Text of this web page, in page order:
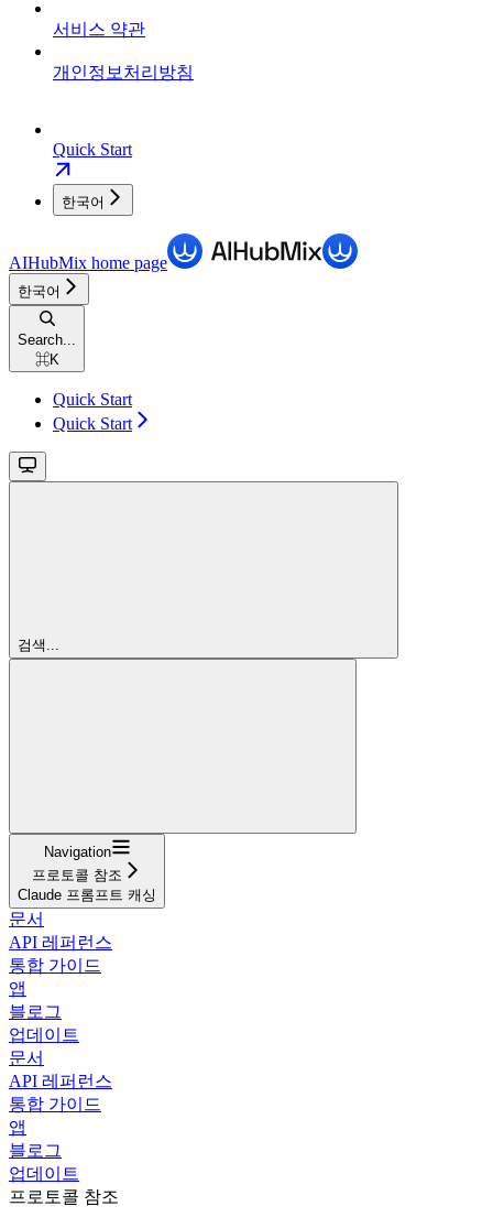
서비스 약관
개인정보처리방침
Quick Start
한국어
AIHubMix home page
한국어
Search...
⌘K
Quick Start
Quick Start
검색...
Navigation
프로토콜 참조
Claude 프롬프트 캐싱
문서
API 레퍼런스
통합 가이드
앱
블로그
업데이트
문서
API 레퍼런스
통합 가이드
앱
블로그
업데이트
프로토콜 참조